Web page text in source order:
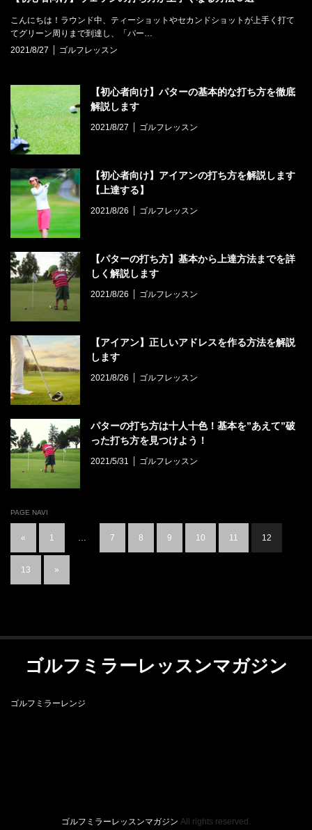
こんにちは！ラウンド中、ティーショットやセカンドショットが上手く打て
てグリーン周りまで到達し、「パー…
2021/8/27
ゴルフレッスン
【初心者向け】パターの基本的な打ち方を徹底
解説します
2021/8/27 ゴルフレッスン
【初心者向け】アイアンの打ち方を解説します
【上達する】
2021/8/26 ゴルフレッスン
【パターの打ち方】基本から上達方法までを詳
しく解説します
2021/8/26 ゴルフレッスン
【アイアン】正しいアドレスを作る方法を解説
します
2021/8/26 ゴルフレッスン
パターの打ち方は十人十色！基本を”あえて”破
った打ち方を見つけよう！
2021/5/31 ゴルフレッスン
PAGE NAVI
« 1 … 7 8 9 10 11 12
13 »
ゴルフミラーレッスンマガジン
ゴルフミラーレンジ
ゴルフミラーレッスンマガジン All rights reserved.